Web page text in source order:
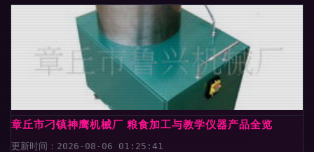
章丘市刁镇神鹰机械厂 粮食加工与教学仪器产品全览
更新时间：2026-08-06 01:25:41